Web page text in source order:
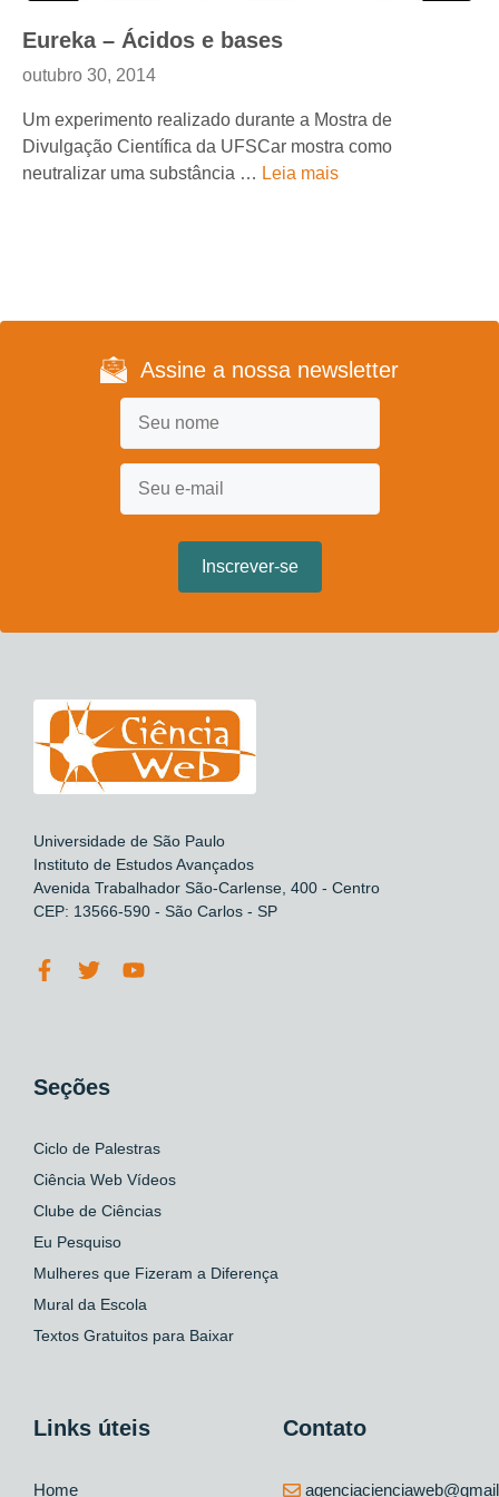
Eureka – Ácidos e bases
outubro 30, 2014
Um experimento realizado durante a Mostra de
Divulgação Científica da UFSCar mostra como
neutralizar uma substância … Leia mais
Assine a nossa newsletter
Universidade de São Paulo
Instituto de Estudos Avançados
Avenida Trabalhador São-Carlense, 400 - Centro
CEP: 13566-590 - São Carlos - SP
Seções
Ciclo de Palestras
Ciência Web Vídeos
Clube de Ciências
Eu Pesquiso
Mulheres que Fizeram a Diferença
Mural da Escola
Textos Gratuitos para Baixar
Links úteis
Home
Contato